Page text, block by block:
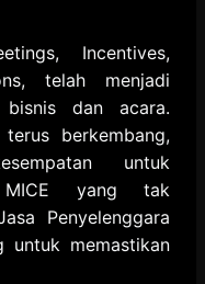
Incentives,
telah menjadi
dan acara.
berkembang,
untuk
MICE yang tak
Penyelenggara
untuk memastikan